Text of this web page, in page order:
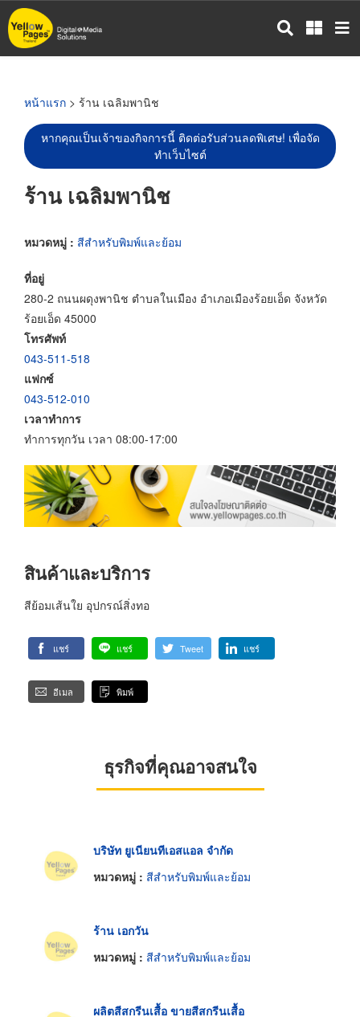
ข้าม
ไป
หน้าแรก > ร้าน เฉลิมพานิช
หากคุณเป็นเจ้าของกิจการนี้ ติดต่อรับส่วนลดพิเศษ! เพื่อจัด
ทำเว็บไซต์
ร้าน เฉลิมพานิช
หมวดหมู่ : สีสำหรับพิมพ์และย้อม
ที่อยู่
280-2 ถนนผดุงพานิช ตำบลในเมือง อำเภอเมืองร้อยเอ็ด จังหวัด
ร้อยเอ็ด 45000
โทรศัพท์
043-511-518
แฟกซ์
043-512-010
เวลาทำการ
ทำการทุกวัน เวลา 08:00-17:00
สินค้าและบริการ
สีย้อมเส้นใย อุปกรณ์สิ่งทอ
แชร์ แชร์ Tweet แชร์
อีเมล พิมพ์
ธุรกิจที่คุณอาจสนใจ
บริษัท ยูเนียนทีเอสแอล จำกัด
หมวดหมู่ : สีสำหรับพิมพ์และย้อม
ร้าน เอกวัน
หมวดหมู่ : สีสำหรับพิมพ์และย้อม
ผลิตสีสกรีนเสื้อ ขายสีสกรีนเสื้อ